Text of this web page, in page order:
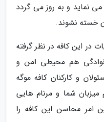
نماید و به روز می گردد
خسته نشوند.
در این کافه در نظر گرفته
هم محیطی امن و
و کارکنان کافه موگه
میزبان شما و مرنام هایی
امر محاسن این کافه را